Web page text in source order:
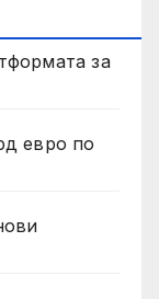
за
евро по